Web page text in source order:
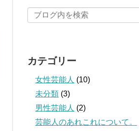
カテゴリー
女性芸能人 (10)
未分類 (3)
男性芸能人 (2)
芸能人のあれこれについて。